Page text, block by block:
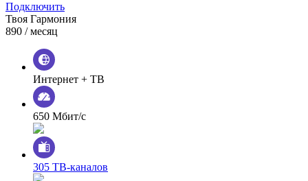
Подключить
Твоя Гармония
890 / месяц
Интернет + ТВ
650 Мбит/с
305 ТВ-каналов